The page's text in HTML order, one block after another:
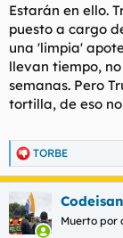
Estarán en ello.
puesto a cargo
una 'limpia'
llevan tiempo,
semanas. Pero
tortilla, de eso
R
e
c
c
i
TORBE
Muerto por